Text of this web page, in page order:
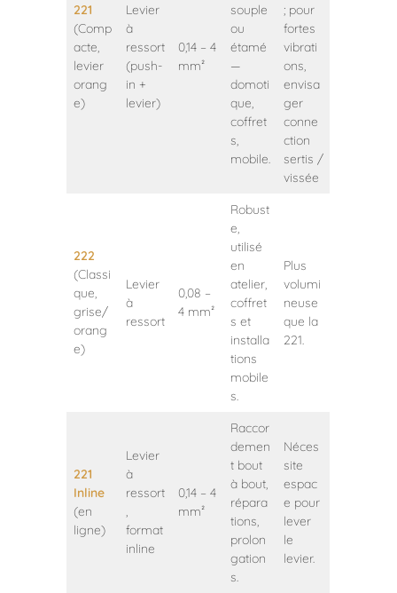
221
(Comp
acte,
levier
orang
e)
Levier
à
ressort
(push-
in +
levier)
0,14 – 4
mm²
souple
ou
étamé
—
domoti
que,
coffret
s,
mobile.
; pour
fortes
vibrati
ons,
envisa
ger
conne
ction
sertis /
vissée
222
(Classi
que,
grise/
orang
e)
Levier
à
ressort
0,08 –
4 mm²
Robust
e,
utilisé
en
atelier,
coffret
s et
installa
tions
mobile
s.
Plus
volumi
neuse
que la
221.
221
Inline
(en
ligne)
Levier
à
ressort
,
format
inline
0,14 – 4
mm²
Raccor
demen
t bout
à bout,
répara
tions,
prolon
gation
s.
Néces
site
espac
e pour
lever
le
levier.